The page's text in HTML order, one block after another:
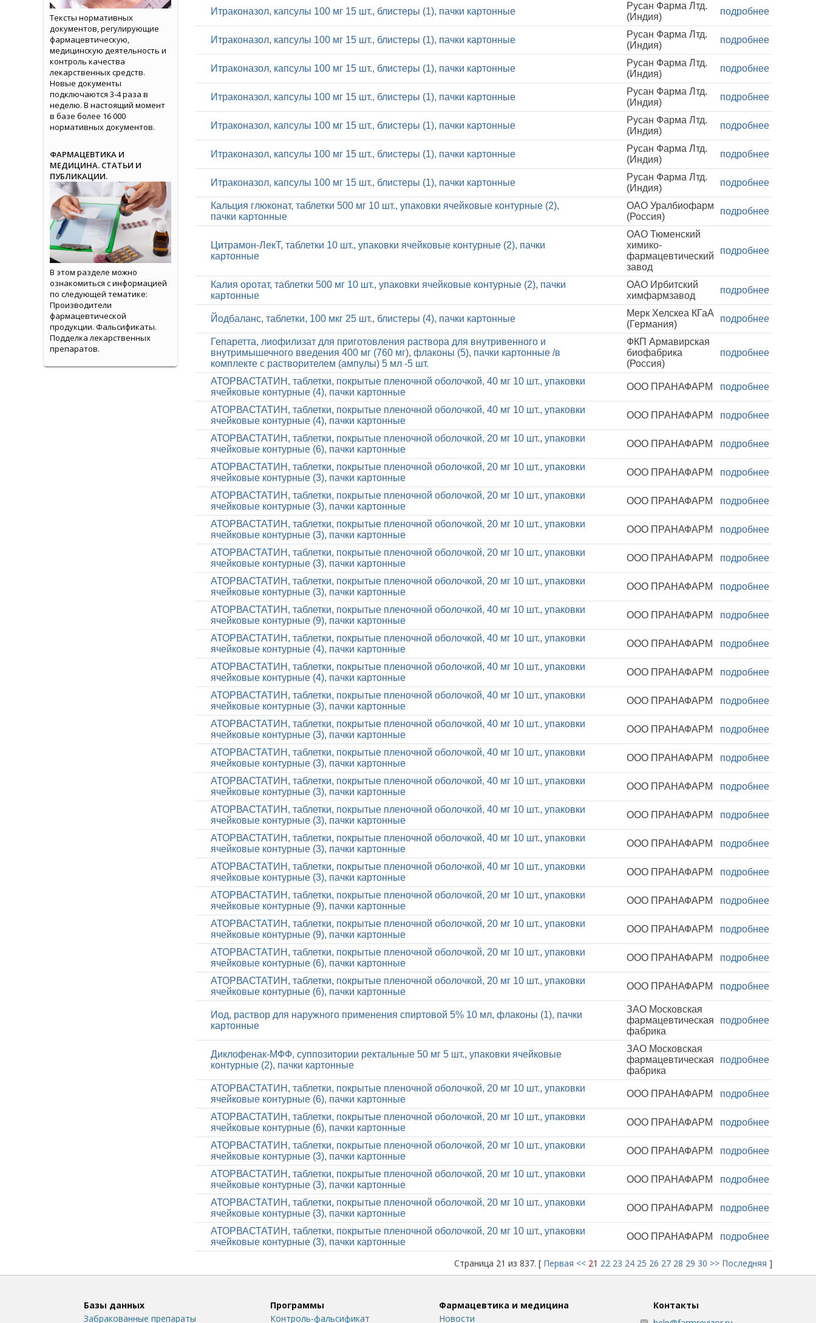
Итраконазол, капсулы 100 мг 15 шт., блистеры (1), пачки картонные
Русан Фарма Лтд.
(Индия)
подробнее
Итраконазол, капсулы 100 мг 15 шт., блистеры (1), пачки картонные
Русан Фарма Лтд.
(Индия)
подробнее
Итраконазол, капсулы 100 мг 15 шт., блистеры (1), пачки картонные
Русан Фарма Лтд.
(Индия)
подробнее
Итраконазол, капсулы 100 мг 15 шт., блистеры (1), пачки картонные
Русан Фарма Лтд.
(Индия)
подробнее
Итраконазол, капсулы 100 мг 15 шт., блистеры (1), пачки картонные
Русан Фарма Лтд.
(Индия)
подробнее
Итраконазол, капсулы 100 мг 15 шт., блистеры (1), пачки картонные
Русан Фарма Лтд.
(Индия)
подробнее
Итраконазол, капсулы 100 мг 15 шт., блистеры (1), пачки картонные
Русан Фарма Лтд.
(Индия)
подробнее
Кальция глюконат, таблетки 500 мг 10 шт., упаковки ячейковые контурные (2),
пачки картонные
ОАО Уралбиофарм
(Россия)
подробнее
Цитрамон-ЛекТ, таблетки 10 шт., упаковки ячейковые контурные (2), пачки
картонные
ОАО Тюменский
химико-
фармацевтический
завод
подробнее
Калия оротат, таблетки 500 мг 10 шт., упаковки ячейковые контурные (2), пачки
картонные
ОАО Ирбитский
химфармзавод
подробнее
Йодбаланс, таблетки, 100 мкг 25 шт., блистеры (4), пачки картонные
Мерк Хелскеа КГаА
(Германия)
подробнее
Гепаретта, лиофилизат для приготовления раствора для внутривенного и
внутримышечного введения 400 мг (760 мг), флаконы (5), пачки картонные /в
комплекте с растворителем (ампулы) 5 мл -5 шт.
ФКП Армавирская
биофабрика
(Россия)
подробнее
АТОРВАСТАТИН, таблетки, покрытые пленочной оболочкой, 40 мг 10 шт., упаковки
ячейковые контурные (4), пачки картонные
ООО ПРАНАФАРМ подробнее
АТОРВАСТАТИН, таблетки, покрытые пленочной оболочкой, 40 мг 10 шт., упаковки
ячейковые контурные (4), пачки картонные
ООО ПРАНАФАРМ подробнее
АТОРВАСТАТИН, таблетки, покрытые пленочной оболочкой, 20 мг 10 шт., упаковки
ячейковые контурные (6), пачки картонные
ООО ПРАНАФАРМ подробнее
АТОРВАСТАТИН, таблетки, покрытые пленочной оболочкой, 20 мг 10 шт., упаковки
ячейковые контурные (3), пачки картонные
ООО ПРАНАФАРМ подробнее
АТОРВАСТАТИН, таблетки, покрытые пленочной оболочкой, 20 мг 10 шт., упаковки
ячейковые контурные (3), пачки картонные
ООО ПРАНАФАРМ подробнее
АТОРВАСТАТИН, таблетки, покрытые пленочной оболочкой, 20 мг 10 шт., упаковки
ячейковые контурные (3), пачки картонные
ООО ПРАНАФАРМ подробнее
АТОРВАСТАТИН, таблетки, покрытые пленочной оболочкой, 20 мг 10 шт., упаковки
ячейковые контурные (3), пачки картонные
ООО ПРАНАФАРМ подробнее
АТОРВАСТАТИН, таблетки, покрытые пленочной оболочкой, 20 мг 10 шт., упаковки
ячейковые контурные (3), пачки картонные
ООО ПРАНАФАРМ подробнее
АТОРВАСТАТИН, таблетки, покрытые пленочной оболочкой, 40 мг 10 шт., упаковки
ячейковые контурные (9), пачки картонные
ООО ПРАНАФАРМ подробнее
АТОРВАСТАТИН, таблетки, покрытые пленочной оболочкой, 40 мг 10 шт., упаковки
ячейковые контурные (4), пачки картонные
ООО ПРАНАФАРМ подробнее
АТОРВАСТАТИН, таблетки, покрытые пленочной оболочкой, 40 мг 10 шт., упаковки
ячейковые контурные (4), пачки картонные
ООО ПРАНАФАРМ подробнее
АТОРВАСТАТИН, таблетки, покрытые пленочной оболочкой, 40 мг 10 шт., упаковки
ячейковые контурные (3), пачки картонные
ООО ПРАНАФАРМ подробнее
АТОРВАСТАТИН, таблетки, покрытые пленочной оболочкой, 40 мг 10 шт., упаковки
ячейковые контурные (3), пачки картонные
ООО ПРАНАФАРМ подробнее
АТОРВАСТАТИН, таблетки, покрытые пленочной оболочкой, 40 мг 10 шт., упаковки
ячейковые контурные (3), пачки картонные
ООО ПРАНАФАРМ подробнее
АТОРВАСТАТИН, таблетки, покрытые пленочной оболочкой, 40 мг 10 шт., упаковки
ячейковые контурные (3), пачки картонные
ООО ПРАНАФАРМ подробнее
АТОРВАСТАТИН, таблетки, покрытые пленочной оболочкой, 40 мг 10 шт., упаковки
ячейковые контурные (3), пачки картонные
ООО ПРАНАФАРМ подробнее
АТОРВАСТАТИН, таблетки, покрытые пленочной оболочкой, 40 мг 10 шт., упаковки
ячейковые контурные (3), пачки картонные
ООО ПРАНАФАРМ подробнее
АТОРВАСТАТИН, таблетки, покрытые пленочной оболочкой, 40 мг 10 шт., упаковки
ячейковые контурные (3), пачки картонные
ООО ПРАНАФАРМ подробнее
АТОРВАСТАТИН, таблетки, покрытые пленочной оболочкой, 20 мг 10 шт., упаковки
ячейковые контурные (9), пачки картонные
ООО ПРАНАФАРМ подробнее
АТОРВАСТАТИН, таблетки, покрытые пленочной оболочкой, 20 мг 10 шт., упаковки
ячейковые контурные (9), пачки картонные
ООО ПРАНАФАРМ подробнее
АТОРВАСТАТИН, таблетки, покрытые пленочной оболочкой, 20 мг 10 шт., упаковки
ячейковые контурные (6), пачки картонные
ООО ПРАНАФАРМ подробнее
АТОРВАСТАТИН, таблетки, покрытые пленочной оболочкой, 20 мг 10 шт., упаковки
ячейковые контурные (6), пачки картонные
ООО ПРАНАФАРМ подробнее
Иод, раствор для наружного применения спиртовой 5% 10 мл, флаконы (1), пачки
картонные
ЗАО Московская
фармацевтическая
фабрика
подробнее
Диклофенак-МФФ, суппозитории ректальные 50 мг 5 шт., упаковки ячейковые
контурные (2), пачки картонные
ЗАО Московская
фармацевтическая
фабрика
подробнее
АТОРВАСТАТИН, таблетки, покрытые пленочной оболочкой, 20 мг 10 шт., упаковки
ячейковые контурные (6), пачки картонные
ООО ПРАНАФАРМ подробнее
АТОРВАСТАТИН, таблетки, покрытые пленочной оболочкой, 20 мг 10 шт., упаковки
ячейковые контурные (6), пачки картонные
ООО ПРАНАФАРМ подробнее
АТОРВАСТАТИН, таблетки, покрытые пленочной оболочкой, 20 мг 10 шт., упаковки
ячейковые контурные (3), пачки картонные
ООО ПРАНАФАРМ подробнее
АТОРВАСТАТИН, таблетки, покрытые пленочной оболочкой, 20 мг 10 шт., упаковки
ячейковые контурные (3), пачки картонные
ООО ПРАНАФАРМ подробнее
АТОРВАСТАТИН, таблетки, покрытые пленочной оболочкой, 20 мг 10 шт., упаковки
ячейковые контурные (3), пачки картонные
ООО ПРАНАФАРМ подробнее
АТОРВАСТАТИН, таблетки, покрытые пленочной оболочкой, 20 мг 10 шт., упаковки
ячейковые контурные (3), пачки картонные
ООО ПРАНАФАРМ подробнее
Страница 21 из 837. [ Первая << 21 22 23 24 25 26 27 28 29 30 >> Последняя ]
Тексты нормативных
документов, регулирующие
фармацевтическую,
медицинскую деятельность и
контроль качества
лекарственных средств.
Новые документы
подключаются 3-4 раза в
неделю. В настоящий момент
в базе более 16 000
нормативных документов.
ФАРМАЦЕВТИКА И
МЕДИЦИНА. СТАТЬИ И
ПУБЛИКАЦИИ.
В этом разделе можно
ознакомиться с информацией
по следующей тематике:
Производители
фармацевтической
продукции. Фальсификаты.
Подделка лекарственных
препаратов.
Базы данных
Забракованные препараты
Программы
Контроль-фальсификат
Фармацевтика и медицина
Новости
Контакты